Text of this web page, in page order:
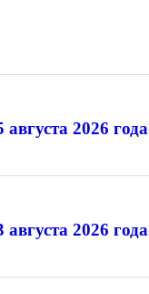
августа 2026
августа 2026